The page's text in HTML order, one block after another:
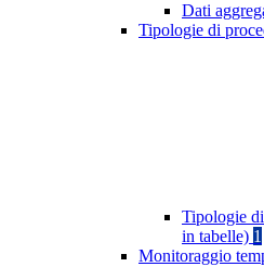
Dati
Tipologie di
Tipologie
in tabelle) 1
Monitoraggio